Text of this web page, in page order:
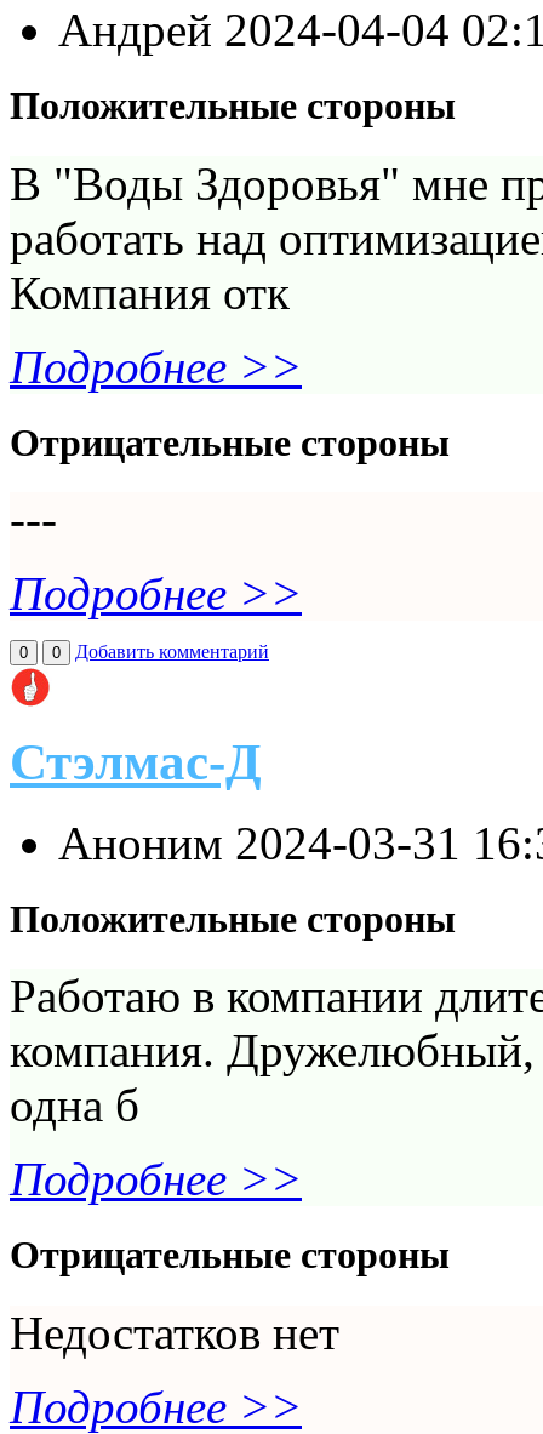
Андрей 2024-04-04
Положительные стороны
В "Воды Здоровья" мне
работать над
Компания отк
Подробнее >>
Отрицательные стороны
---
Подробнее >>
0 0 Добавить комментарий
Стэлмас-Д
Аноним 2024-03-31
Положительные стороны
Работаю в компании
компания. Дружелюбный,
одна б
Подробнее >>
Отрицательные стороны
Недостатков нет
Подробнее >>